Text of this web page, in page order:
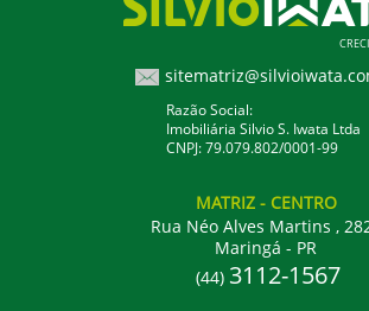
Razão Social:
Imobiliária Silvio S. Iwata Ltda
CNPJ: 79.079.802/0001-99
MATRIZ - CENTRO
Rua Néo Alves Martins ,
Maringá - PR
(44) 3112-1567